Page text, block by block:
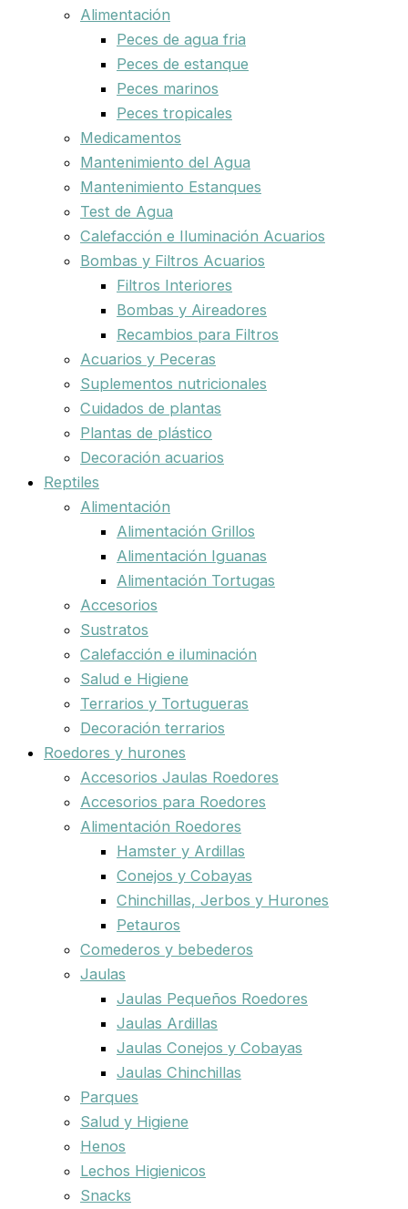
Alimentación
Peces de agua fria
Peces de estanque
Peces marinos
Peces tropicales
Medicamentos
Mantenimiento del Agua
Mantenimiento Estanques
Test de Agua
Calefacción e Iluminación Acuarios
Bombas y Filtros Acuarios
Filtros Interiores
Bombas y Aireadores
Recambios para Filtros
Acuarios y Peceras
Suplementos nutricionales
Cuidados de plantas
Plantas de plástico
Decoración acuarios
Reptiles
Alimentación
Alimentación Grillos
Alimentación Iguanas
Alimentación Tortugas
Accesorios
Sustratos
Calefacción e iluminación
Salud e Higiene
Terrarios y Tortugueras
Decoración terrarios
Roedores y hurones
Accesorios Jaulas Roedores
Accesorios para Roedores
Alimentación Roedores
Hamster y Ardillas
Conejos y Cobayas
Chinchillas, Jerbos y Hurones
Petauros
Comederos y bebederos
Jaulas
Jaulas Pequeños Roedores
Jaulas Ardillas
Jaulas Conejos y Cobayas
Jaulas Chinchillas
Parques
Salud y Higiene
Henos
Lechos Higienicos
Snacks